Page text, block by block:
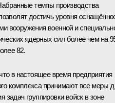
темпы производства
достичь уровня
вооружения военной и
ядерных сил более чем на
82.
в настоящее время предприятия
комплекса принимают все меры
задач группировки войск в зоне